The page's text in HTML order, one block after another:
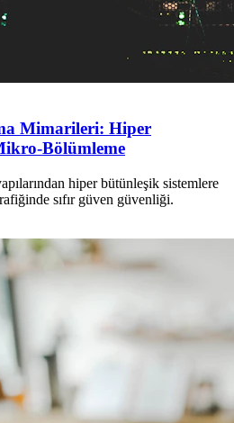
Mimarileri: Hiper
Bölümleme
hiper bütünleşik sistemlere
sıfır güven güvenliği.